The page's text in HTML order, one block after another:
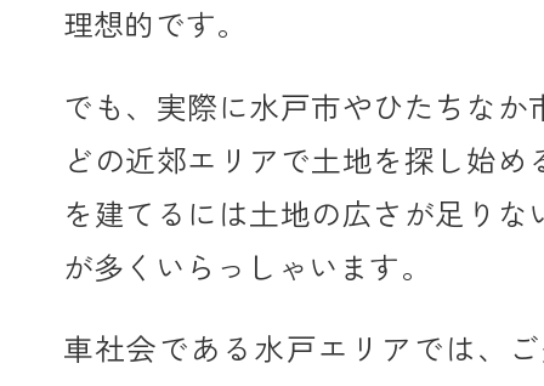
理想的です。
でも、実際に水戸市やひたちなか
どの近郊エリアで土地を探し始め
を建てるには土地の広さが足りな
が多くいらっしゃいます。
車社会である水戸エリアでは、